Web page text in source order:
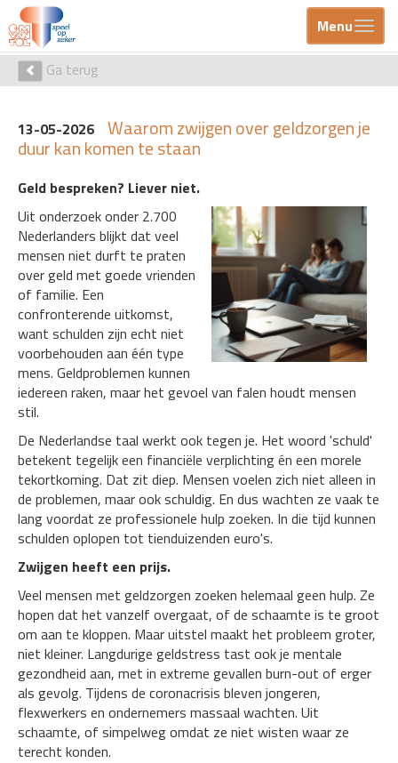
Menu
Ga terug
13-05-2026 Waarom zwijgen over geldzorgen je
duur kan komen te staan
Geld bespreken? Liever niet.
Uit onderzoek onder 2.700
Nederlanders blijkt dat veel
mensen niet durft te praten
over geld met goede vrienden
of familie. Een
confronterende uitkomst,
want schulden zijn echt niet
voorbehouden aan één type
mens. Geldproblemen kunnen
iedereen raken, maar het gevoel van falen houdt mensen
stil.
De Nederlandse taal werkt ook tegen je. Het woord 'schuld'
betekent tegelijk een financiële verplichting én een morele
tekortkoming. Dat zit diep. Mensen voelen zich niet alleen in
de problemen, maar ook schuldig. En dus wachten ze vaak te
lang voordat ze professionele hulp zoeken. In die tijd kunnen
schulden oplopen tot tienduizenden euro's.
Zwijgen heeft een prijs.
Veel mensen met geldzorgen zoeken helemaal geen hulp. Ze
hopen dat het vanzelf overgaat, of de schaamte is te groot
om aan te kloppen. Maar uitstel maakt het probleem groter,
niet kleiner. Langdurige geldstress tast ook je mentale
gezondheid aan, met in extreme gevallen burn-out of erger
als gevolg. Tijdens de coronacrisis bleven jongeren,
flexwerkers en ondernemers massaal wachten. Uit
schaamte, of simpelweg omdat ze niet wisten waar ze
terecht konden.